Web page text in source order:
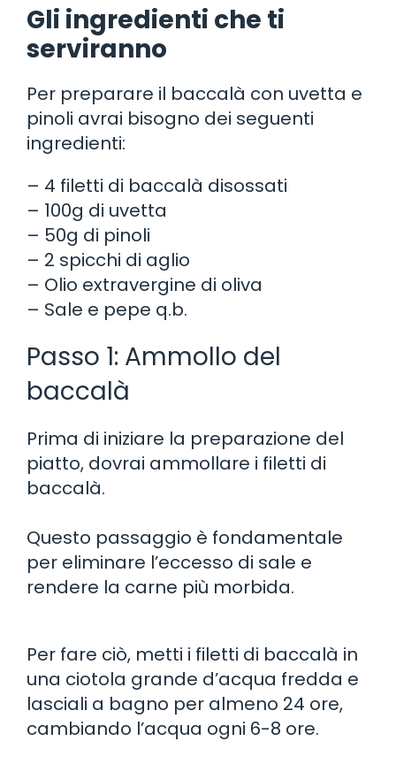
Gli ingredienti che ti
serviranno
Per preparare il baccalà con uvetta e
pinoli avrai bisogno dei seguenti
ingredienti:
– 4 filetti di baccalà disossati
– 100g di uvetta
– 50g di pinoli
– 2 spicchi di aglio
– Olio extravergine di oliva
– Sale e pepe q.b.
Passo 1: Ammollo del
baccalà
Prima di iniziare la preparazione del
piatto, dovrai ammollare i filetti di
baccalà.
Questo passaggio è fondamentale
per eliminare l’eccesso di sale e
rendere la carne più morbida.
Per fare ciò, metti i filetti di baccalà in
una ciotola grande d’acqua fredda e
lasciali a bagno per almeno 24 ore,
cambiando l’acqua ogni 6-8 ore.